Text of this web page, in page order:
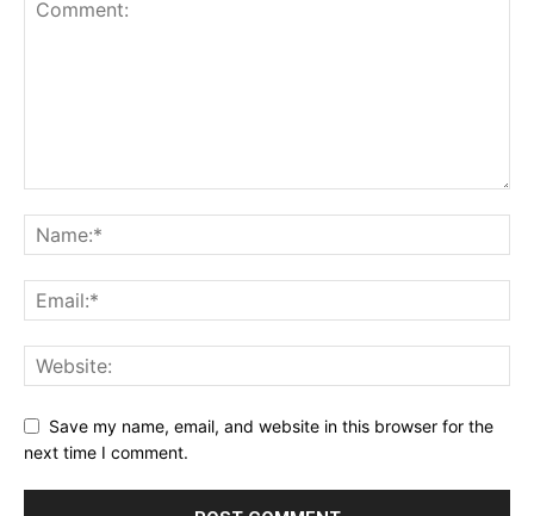
Save my name, email, and website in this browser for the
next time I comment.